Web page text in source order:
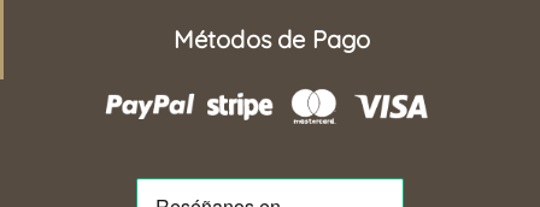
Métodos de Pago